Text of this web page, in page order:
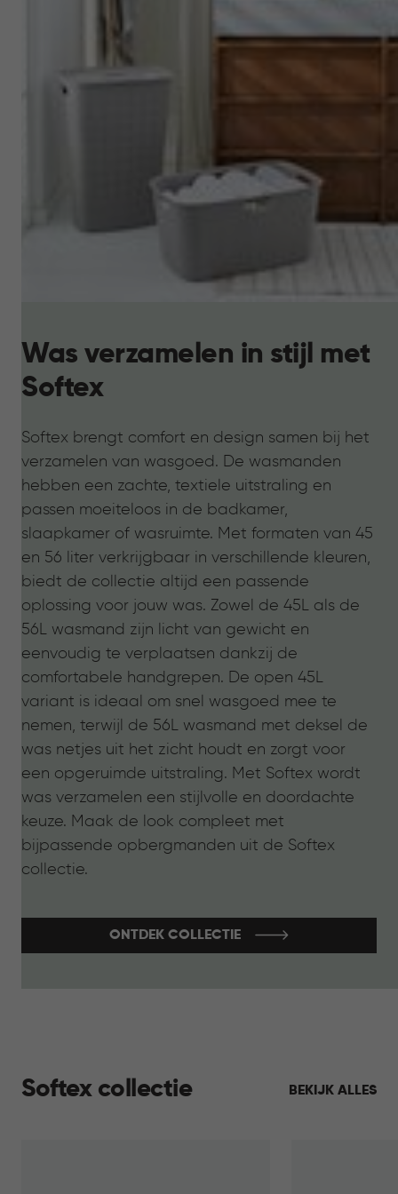
Was verzamelen in stijl met
Softex
Softex brengt comfort en design samen bij het
verzamelen van wasgoed. De wasmanden
hebben een zachte, textiele uitstraling en
passen moeiteloos in de badkamer,
slaapkamer of wasruimte. Met formaten van 45
en 56 liter verkrijgbaar in verschillende kleuren,
biedt de collectie altijd een passende
oplossing voor jouw was. Zowel de 45L als de
56L wasmand zijn licht van gewicht en
eenvoudig te verplaatsen dankzij de
comfortabele handgrepen. De open 45L
variant is ideaal om snel wasgoed mee te
nemen, terwijl de 56L wasmand met deksel de
was netjes uit het zicht houdt en zorgt voor
een opgeruimde uitstraling. Met Softex wordt
was verzamelen een stijlvolle en doordachte
keuze. Maak de look compleet met
bijpassende opbergmanden uit de Softex
collectie.
ONTDEK COLLECTIE
Softex collectie BEKIJK ALLES